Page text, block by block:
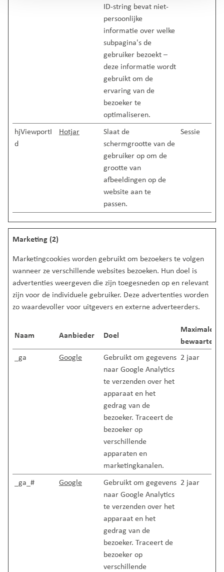
ID-string bevat niet-
persoonlijke
informatie over welke
subpagina's de
gebruiker bezoekt –
deze informatie wordt
gebruikt om de
ervaring van de
bezoeker te
optimaliseren.
hjViewportI
d
Hotjar
Slaat de
schermgrootte van de
gebruiker op om de
grootte van
afbeeldingen op de
website aan te
passen.
Sessie
Marketing (2)
Marketingcookies worden gebruikt om bezoekers te volgen
wanneer ze verschillende websites bezoeken. Hun doel is
advertenties weergeven die zijn toegesneden op en relevant
zijn voor de individuele gebruiker. Deze advertenties worden
zo waardevoller voor uitgevers en externe adverteerders.
Naam Aanbieder Doel
Maximale
_ga Google
Gebruikt om gegevens
naar Google Analytics
te verzenden over het
apparaat en het
gedrag van de
bezoeker. Traceert de
bezoeker op
verschillende
apparaten en
marketingkanalen.
2 jaar
_ga_# Google
Gebruikt om gegevens
naar Google Analytics
te verzenden over het
apparaat en het
gedrag van de
bezoeker. Traceert de
bezoeker op
verschillende
2 jaar